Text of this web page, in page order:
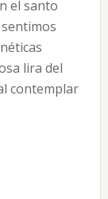
el santo
lira del
contemplar